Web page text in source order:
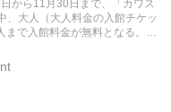
から11月30日まで、「カワス
、大人（大人料金の入館チケッ
まで入館料金が無料となる。期